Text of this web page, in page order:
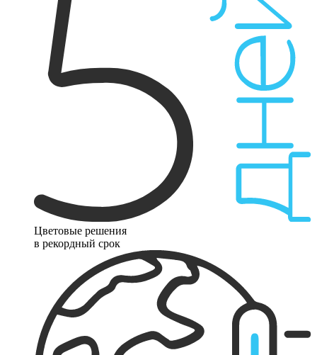
Цветовые решения
в рекордный срок